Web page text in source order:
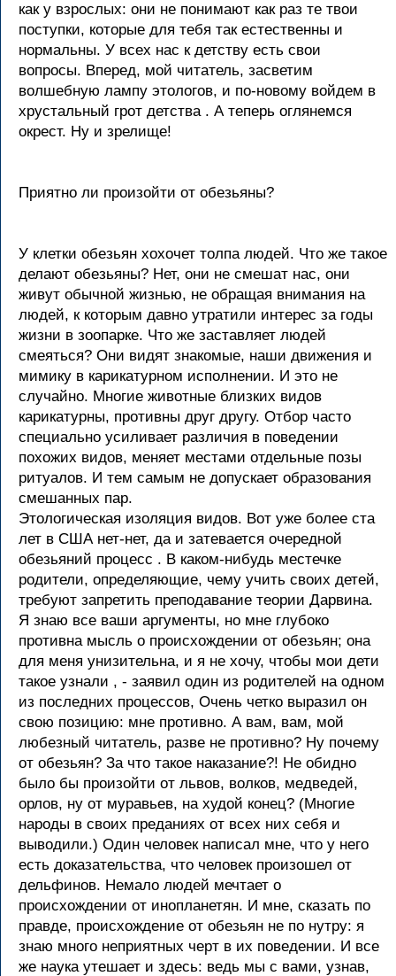
как у взрослых: они не понимают как раз те твои
поступки, которые для тебя так естественны и
нормальны. У всех нас к детству есть свои
вопросы. Вперед, мой читатель, засветим
волшебную лампу этологов, и по-новому войдем в
хрустальный грот детства . А теперь оглянемся
окрест. Ну и зрелище!
Приятно ли произойти от обезьяны?
У клетки обезьян хохочет толпа людей. Что же такое
делают обезьяны? Нет, они не смешат нас, они
живут обычной жизнью, не обращая внимания на
людей, к которым давно утратили интерес за годы
жизни в зоопарке. Что же заставляет людей
смеяться? Они видят знакомые, наши движения и
мимику в карикатурном исполнении. И это не
случайно. Многие животные близких видов
карикатурны, противны друг другу. Отбор часто
специально усиливает различия в поведении
похожих видов, меняет местами отдельные позы
ритуалов. И тем самым не допускает образования
смешанных пар.
Этологическая изоляция видов. Вот уже более ста
лет в США нет-нет, да и затевается очередной
обезьяний процесс . В каком-нибудь местечке
родители, определяющие, чему учить своих детей,
требуют запретить преподавание теории Дарвина.
Я знаю все ваши аргументы, но мне глубоко
противна мысль о происхождении от обезьян; она
для меня унизительна, и я не хочу, чтобы мои дети
такое узнали , - заявил один из родителей на одном
из последних процессов, Очень четко выразил он
свою позицию: мне противно. А вам, вам, мой
любезный читатель, разве не противно? Ну почему
от обезьян? За что такое наказание?! Не обидно
было бы произойти от львов, волков, медведей,
орлов, ну от муравьев, на худой конец? (Многие
народы в своих преданиях от всех них себя и
выводили.) Один человек написал мне, что у него
есть доказательства, что человек произошел от
дельфинов. Немало людей мечтает о
происхождении от инопланетян. И мне, сказать по
правде, происхождение от обезьян не по нутру: я
знаю много неприятных черт в их поведении. И все
же наука утешает и здесь: ведь мы с вами, узнав,